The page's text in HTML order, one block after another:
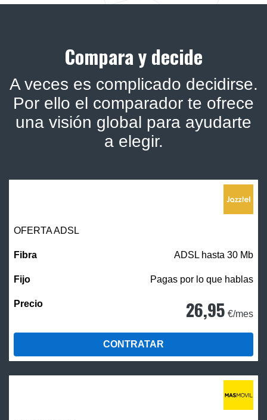
Compara y decide
A veces es complicado decidirse.
Por ello el comparador te ofrece
una visión global para ayudarte
a elegir.
OFERTA ADSL
ADSL hasta 30 Mb
Pagas por lo que hablas
26,95 €/mes
CONTRATAR